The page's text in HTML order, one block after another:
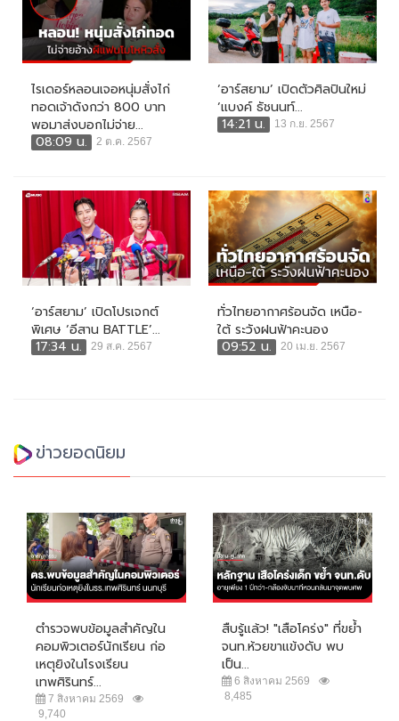
ไรเดอร์หลอนเจอหนุ่มสั่งไก่
ทอดเจ้าดังกว่า 800 บาท
พอมาส่งบอกไม่จ่าย...
08:09 น.
2 ต.ค. 2567
‘อาร์สยาม’ เปิดตัวศิลปินใหม่
‘แบงค์ ธัชนนท์...
14:21 น.
13 ก.ย. 2567
‘อาร์สยาม’ เปิดโปรเจกต์
พิเศษ ‘อีสาน BATTLE’...
17:34 น.
29 ส.ค. 2567
ทั่วไทยอากาศร้อนจัด เหนือ-
ใต้ ระวังฝนฟ้าคะนอง
09:52 น.
20 เม.ย. 2567
ข่าวยอดนิยม
ตำรวจพบข้อมูลสำคัญใน
คอมพิวเตอร์นักเรียน ก่อ
เหตุยิงในโรงเรียน
เทพศิรินทร์...
7 สิงหาคม 2569
9,740
สืบรู้แล้ว! "เสือโคร่ง" ที่ขย้ำ
จนท.ห้วยขาแข้งดับ พบ
เป็น...
6 สิงหาคม 2569
8,485